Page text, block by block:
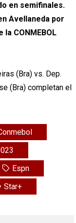
en semifinales.
Avellaneda por
CONMEBOL
(Bra) vs. Dep.
(Bra) completan el
Espn
Star+